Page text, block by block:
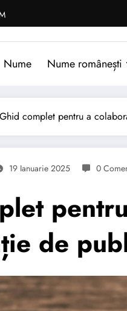
Nume Nume românești
Ghid complet pentru a
19 Ianuarie 2025 0
de